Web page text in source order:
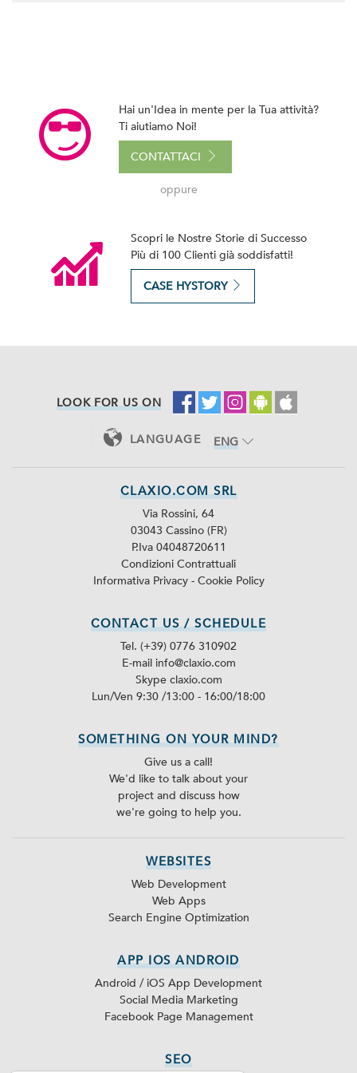
Hai un'Idea in mente per la Tua attività?
Ti aiutiamo Noi!
CONTATTACI
oppure
Scopri le Nostre Storie di Successo
Più di 100 Clienti già soddisfatti!
CASE HYSTORY
LOOK FOR US ON
LANGUAGE
ENG
CLAXIO.COM SRL
Via Rossini, 64
03043 Cassino (FR)
P.Iva 04048720611
Condizioni Contrattuali
Informativa Privacy - Cookie Policy
CONTACT US / SCHEDULE
Tel. (+39) 0776 310902
E-mail info@claxio.com
Skype claxio.com
Lun/Ven 9:30 /13:00 - 16:00/18:00
SOMETHING ON YOUR MIND?
Give us a call!
We'd like to talk about your
project and discuss how
we're going to help you.
WEBSITES
Web Development
Web Apps
Search Engine Optimization
APP IOS ANDROID
Android / iOS App Development
Social Media Marketing
Facebook Page Management
SEO